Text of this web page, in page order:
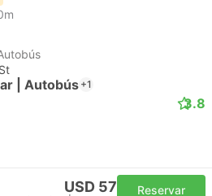
| Autobús+1
3.8
USD 57 Reservar